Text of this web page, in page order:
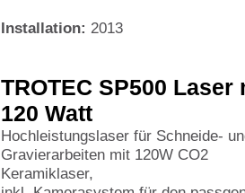
Installation: 2013
TROTEC SP500 Laser
120 Watt
Hochleistungslaser für Schneide-
Gravierarbeiten mit 120W CO2
Keramiklaser,